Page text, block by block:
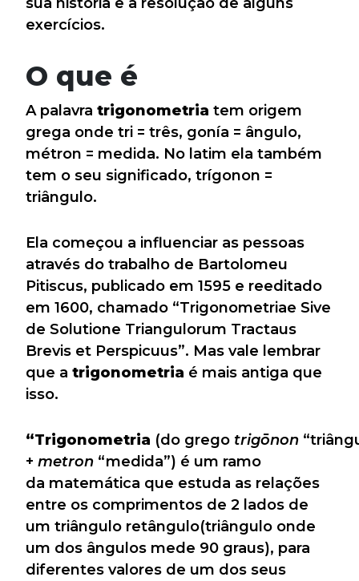
exercícios.
O que é
A palavra trigonometria tem origem
grega onde tri = três, gonía = ângulo,
métron = medida. No latim ela também
tem o seu significado, trígonon =
triângulo.
Ela começou a influenciar as pessoas
através do trabalho de Bartolomeu
Pitiscus, publicado em 1595 e reeditado
em 1600, chamado “Trigonometriae Sive
de Solutione Triangulorum Tractaus
Brevis et Perspicuus”. Mas vale lembrar
que a trigonometria é mais antiga que
isso.
“Trigonometria (do grego trigōnon
+ metron “medida”) é um ramo
da matemática que estuda as relações
entre os comprimentos de 2 lados de
um triângulo retângulo(triângulo onde
um dos ângulos mede 90 graus), para
diferentes valores de um dos seus